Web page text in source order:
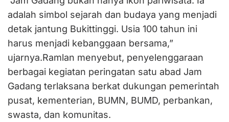
adalah simbol sejarah dan budaya yang menjadi
detak jantung Bukittinggi. Usia 100 tahun ini
harus menjadi kebanggaan bersama,”
ujarnya.Ramlan menyebut, penyelenggaraan
berbagai kegiatan peringatan satu abad Jam
Gadang terlaksana berkat dukungan pemerintah
pusat, kementerian, BUMN, BUMD, perbankan,
swasta, dan komunitas.